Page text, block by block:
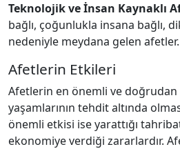
Teknolojik ve İnsan Kaynaklı
bağlı, çoğunlukla insana bağlı,
nedeniyle meydana gelen afetler.
Afetlerin Etkileri
Afetlerin en önemli ve doğrudan
yaşamlarının tehdit altında
önemli etkisi ise yarattığı
ekonomiye verdiği zararlardır.